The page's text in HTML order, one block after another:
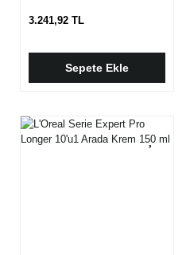
3.241,92 TL
Sepete Ekle